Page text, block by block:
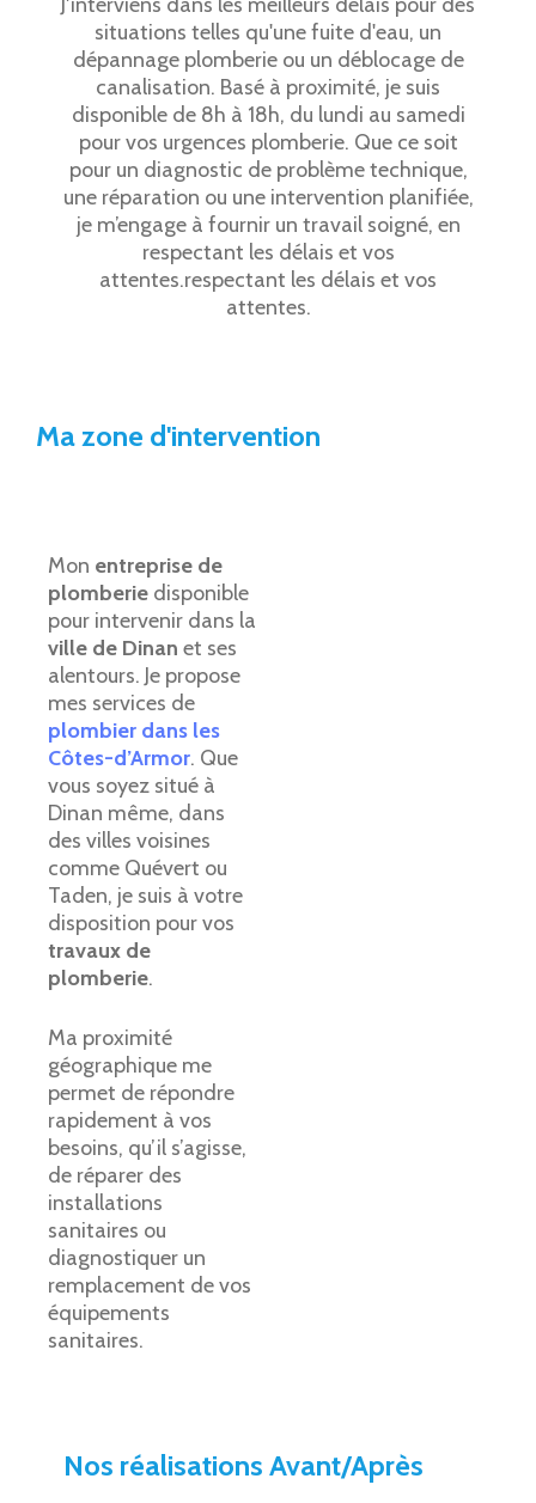
J'interviens dans les meilleurs délais pour des
situations telles qu'une fuite d'eau, un
dépannage plomberie ou un déblocage de
canalisation. Basé à proximité, je suis
disponible de 8h à 18h, du lundi au samedi
pour vos urgences plomberie. Que ce soit
pour un diagnostic de problème technique,
une réparation ou une intervention planifiée,
je m’engage à fournir un travail soigné, en
respectant les délais et vos
attentes.respectant les délais et vos
attentes.
Ma zone d'intervention
Mon entreprise de
plomberie disponible
pour intervenir dans la
ville de Dinan et ses
alentours. Je propose
mes services de
plombier dans les
Côtes-d’Armor. Que
vous soyez situé à
Dinan même, dans
des villes voisines
comme Quévert ou
Taden, je suis à votre
disposition pour vos
travaux de
plomberie.
Ma proximité
géographique me
permet de répondre
rapidement à vos
besoins, qu’il s’agisse,
de réparer des
installations
sanitaires ou
diagnostiquer un
remplacement de vos
équipements
sanitaires.
Nos réalisations Avant/Après